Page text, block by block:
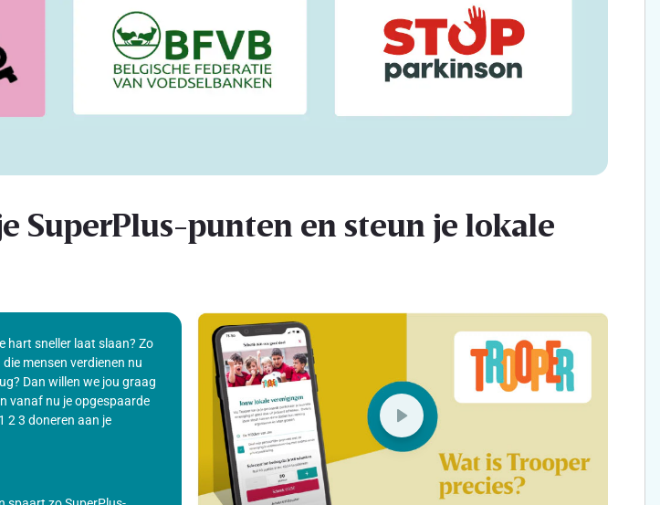
SuperPlus-punten en steun je lokale
hart sneller laat slaan? Zo
mensen verdienen nu
Dan willen we jou graag
vanaf nu je opgespaarde
2 3 doneren aan je